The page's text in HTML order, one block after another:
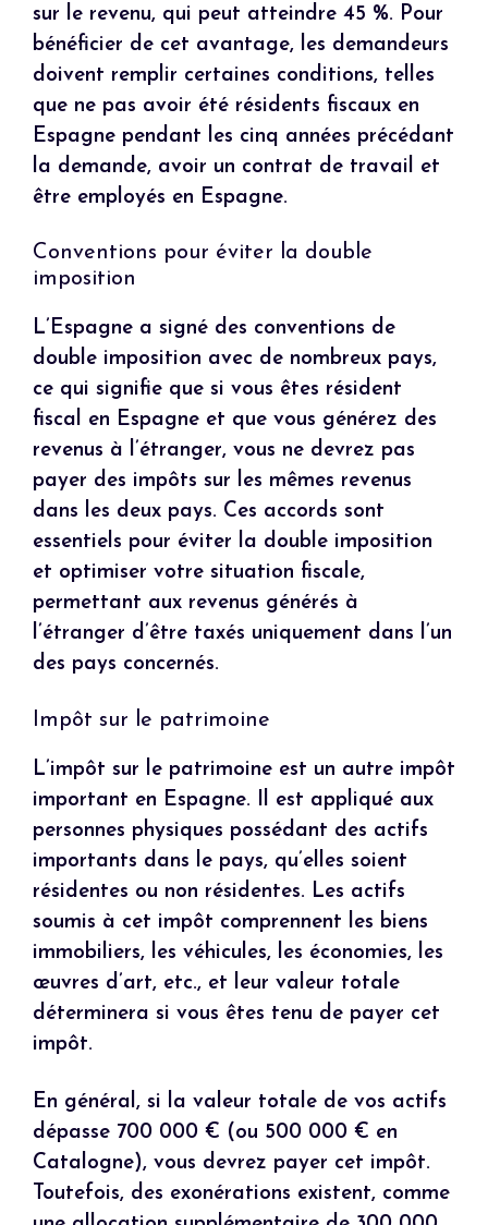
sur le revenu, qui peut atteindre 45 %. Pour
bénéficier de cet avantage, les demandeurs
doivent remplir certaines conditions, telles
que ne pas avoir été résidents fiscaux en
Espagne pendant les cinq années précédant
la demande, avoir un contrat de travail et
être employés en Espagne.
Conventions pour éviter la double
imposition
L’Espagne a signé des conventions de
double imposition avec de nombreux pays,
ce qui signifie que si vous êtes résident
fiscal en Espagne et que vous générez des
revenus à l’étranger, vous ne devrez pas
payer des impôts sur les mêmes revenus
dans les deux pays. Ces accords sont
essentiels pour éviter la double imposition
et optimiser votre situation fiscale,
permettant aux revenus générés à
l’étranger d’être taxés uniquement dans l’un
des pays concernés.
Impôt sur le patrimoine
L’impôt sur le patrimoine est un autre impôt
important en Espagne. Il est appliqué aux
personnes physiques possédant des actifs
importants dans le pays, qu’elles soient
résidentes ou non résidentes. Les actifs
soumis à cet impôt comprennent les biens
immobiliers, les véhicules, les économies, les
œuvres d’art, etc., et leur valeur totale
déterminera si vous êtes tenu de payer cet
impôt.
En général, si la valeur totale de vos actifs
dépasse 700 000 € (ou 500 000 € en
Catalogne), vous devrez payer cet impôt.
Toutefois, des exonérations existent, comme